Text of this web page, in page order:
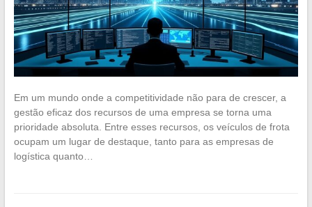
Em um mundo onde a competitividade não para de crescer, a
gestão eficaz dos recursos de uma empresa se torna uma
prioridade absoluta. Entre esses recursos, os veículos de frota
ocupam um lugar de destaque, tanto para as empresas de
logística quanto…